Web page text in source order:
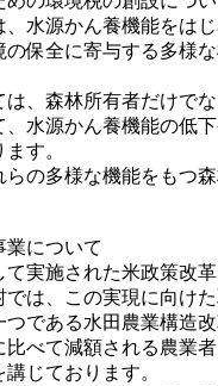
源かん養機能をはじ
保全に寄与する多様
、森林所有者だけで
水源かん養機能の低
す。
の多様な機能をもつ
業について
施された米政策改革
は、この実現に向け
である水田農業構造
べて減額される農業
じております。